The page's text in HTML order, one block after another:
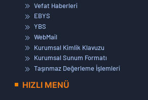
Vefat Haberleri
EBYS
YBS
WebMail
Kurumsal Kimlik Klavuzu
Kurumsal Sunum Formatı
Taşınmaz Değerleme İşlemleri
HIZLI MENÜ